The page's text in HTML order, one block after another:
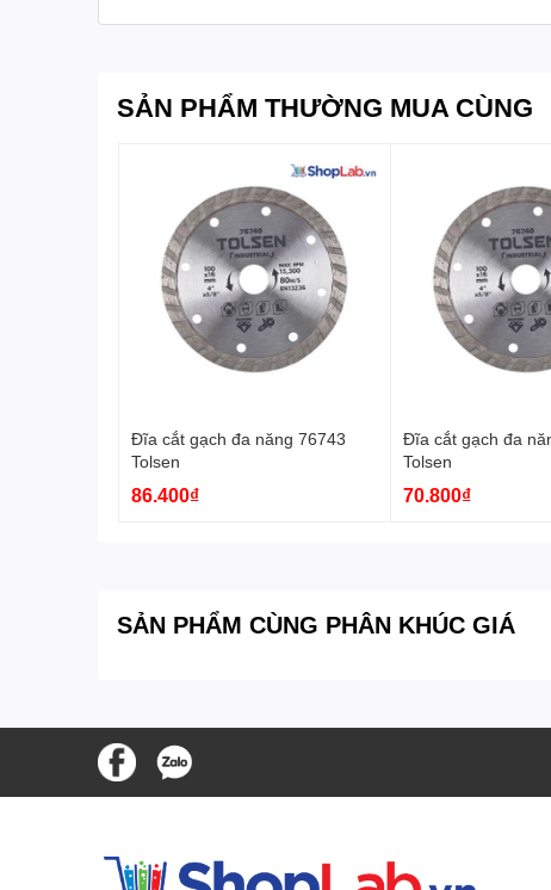
SẢN PHẨM THƯỜNG MUA CÙNG
Đĩa cắt gạch đa năng 76743
Tolsen
86.400₫
Đĩa cắt gạch đa
Tolsen
70.800₫
SẢN PHẨM CÙNG PHÂN KHÚC GIÁ